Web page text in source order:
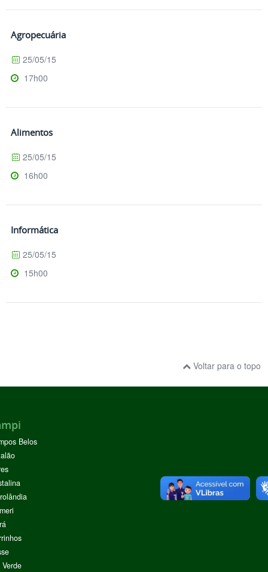
Agropecuária
25/05/15
17h00
Alimentos
25/05/15
16h00
Informática
25/05/15
15h00
Voltar para o topo
Belos